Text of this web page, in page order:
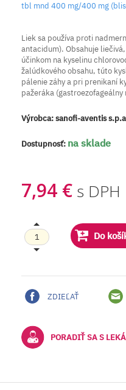
tbl mnd 400 mg/400 mg
Liek sa používa proti
antacidum). Obsahuje
účinkom na kyselinu
žalúdkového obsahu, túto
pálenie záhy a pri prenikaní
pažeráka (gastroezofageálny
Výrobca:sanofi-aventis
Dostupnosť: na sklade
7,94 € s DPH
Do
ZDIEĽAŤ
PORADIŤ SA S